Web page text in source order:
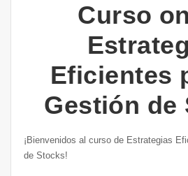
Curso
Eficientes
Gestión de
¡Bienvenidos al curso de Estrategias
de Stocks!